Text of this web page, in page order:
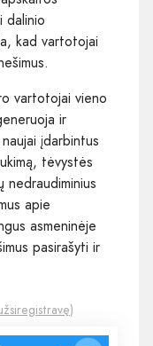
dalinio
kad vartotojai
vartotojai vieno
ir
įdarbintus
tėvystės
apie
asmeninėje
pasirašyti ir
)